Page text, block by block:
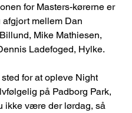
for Masters-kørerne er
afgjort mellem Dan
Mike Mathiesen,
Ladefoged, Hylke.
for at opleve Night
på Padborg Park,
ikke være der lørdag, så